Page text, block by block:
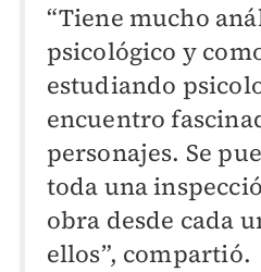
“Tiene mucho
psicológico y
estudiando
encuentro
personajes. Se
toda una
obra desde cada
ellos”, compartió.